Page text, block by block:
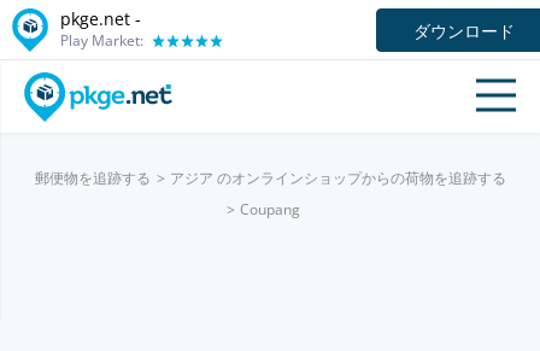
pkge.net -
Play Market: ダウンロード
郵便物を追跡する
アジア のオンラインショップからの荷物を追跡する
Coupang